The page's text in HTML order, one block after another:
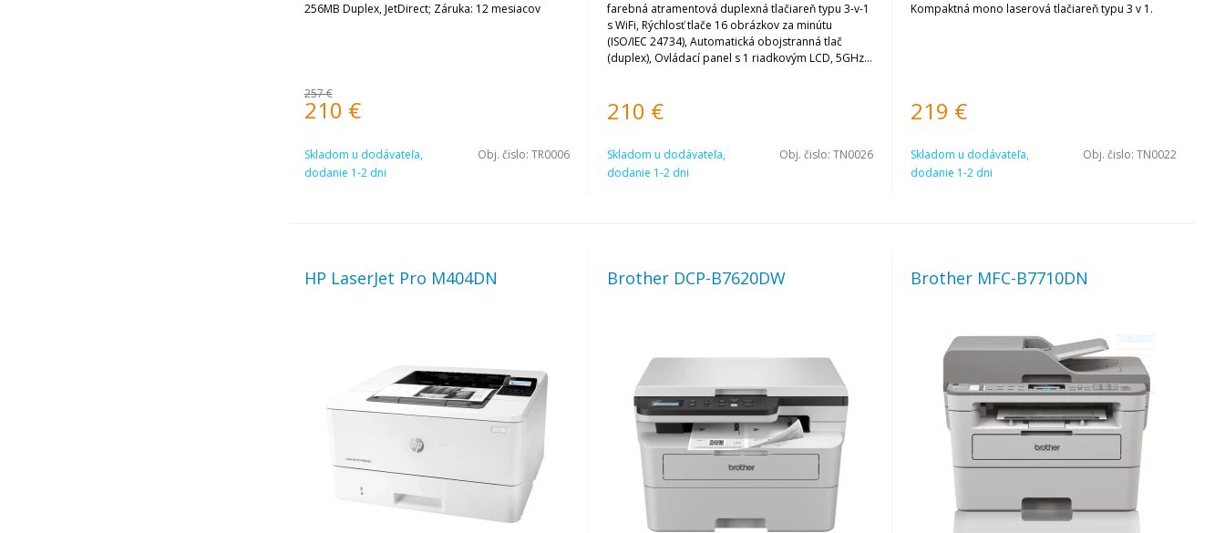
256MB Duplex, JetDirect; Záruka: 12 mesiacov
257 €
210 €
Skladom u dodávateľa,
dodanie 1-2 dni
Obj. čislo:TR0006
farebná atramentová duplexná tlačiareň typu 3-v-1
s WiFi, Rýchlosť tlače 16 obrázkov za minútu
(ISO/IEC 24734), Automatická obojstranná tlač
(duplex), Ovládací panel s 1 riadkovým LCD, 5GHz
atramenty na 2 x 7500 strán čierny a na 1 x 5000
farebné; Záruka: 2 roky
210 €
Skladom u dodávateľa,
dodanie 1-2 dni
Obj. čislo:TN0026
Kompaktná mono laserová tlačiareň typu 3 v 1.
219 €
Skladom u dodávateľa,
dodanie 1-2 dni
Obj. čislo: TN0022
HP LaserJet Pro M404DN Brother DCP-B7620DW Brother MFC-B7710DN